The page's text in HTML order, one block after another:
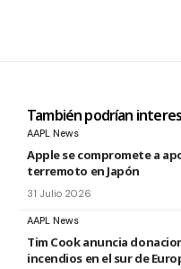
También podrían
AAPL News
Apple se compromete a
terremoto en Japón
31 Julio 2026
AAPL News
Tim Cook anuncia
incendios en el sur de